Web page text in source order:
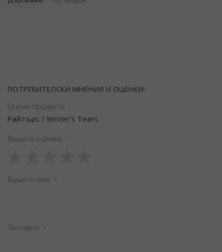
ПОТРЕБИТЕЛСКИ МНЕНИЯ И ОЦЕНКИ:
Оцени продукта:
Райтърс / Writer's Tears
Вашата оценка
star
stars
stars
stars
stars
Вашето име
Заглавиe